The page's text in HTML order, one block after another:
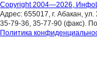
Copyright 2004—2026,
Адрес: 655017, г. Абакан,
35-79-36, 35-77-90 (факс).
Политика